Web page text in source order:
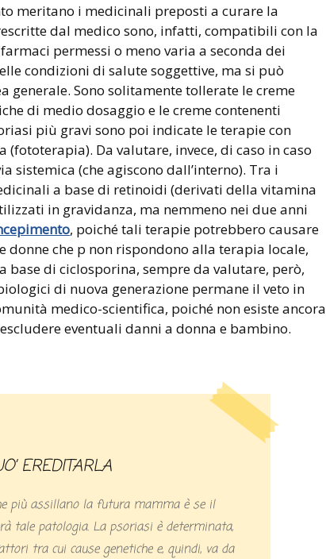
meritano i medicinali preposti a curare la
dal medico sono, infatti, compatibili con la
permessi o meno varia a seconda dei
condizioni di salute soggettive, ma si può
generale. Sono solitamente tollerate le creme
di medio dosaggio e le creme contenenti
più gravi sono poi indicate le terapie con
Da valutare, invece, di caso in caso
sistemica (che agiscono dall’interno). Tra i
a base di retinoidi (derivati della vitamina
in gravidanza, ma nemmeno nei due anni
, poiché tali terapie potrebbero causare
donne che p non rispondono alla terapia locale,
base di ciclosporina, sempre da valutare, però,
di nuova generazione permane il veto in
medico-scientifica, poiché non esiste ancora
eventuali danni a donna e bambino.
EREDITARLA
più assillano la futura mamma è se il
tale patologia. La psoriasi è determinata,
tra cui cause genetiche e, quindi, va da